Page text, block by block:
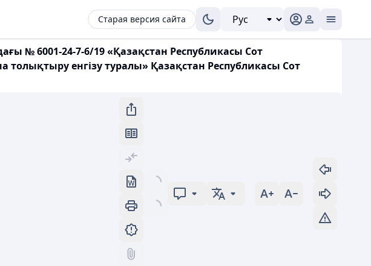
Старая версия сайта
№ 6001-24-7-6/19 «Қазақстан Республикасы Сот
толықтыру енгізу туралы» Қазақстан Республикасы Сот